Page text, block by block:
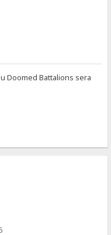
Doomed Battalions sera